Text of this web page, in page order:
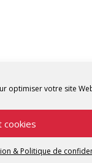
optimiser votre site
cookies
& Politique de